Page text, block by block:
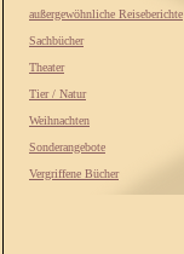
außergewöhnliche Reiseberichte
Sachbücher
Theater
Tier / Natur
Weihnachten
Sonderangebote
Vergriffene Bücher